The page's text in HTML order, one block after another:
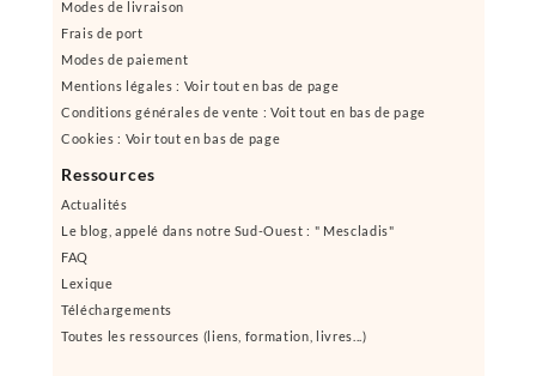
Modes de livraison
Frais de port
Modes de paiement
Mentions légales : Voir tout en bas de page
Conditions générales de vente : Voit tout en bas de page
Cookies : Voir tout en bas de page
Ressources
Actualités
Le blog, appelé dans notre Sud-Ouest : " Mescladis"
FAQ
Lexique
Téléchargements
Toutes les ressources (liens, formation, livres...)